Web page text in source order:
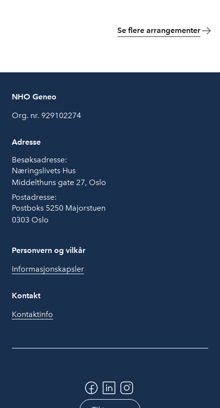
Se flere arrangementer
NHO Geneo
Org. nr. 929102274
Adresse
Besøksadresse:
Næringslivets Hus
Middelthuns gate 27, Oslo
Postadresse:
Postboks 5250 Majorstuen
0303 Oslo
Personvern og vilkår
Informasjonskapsler
Kontakt
Kontaktinfo